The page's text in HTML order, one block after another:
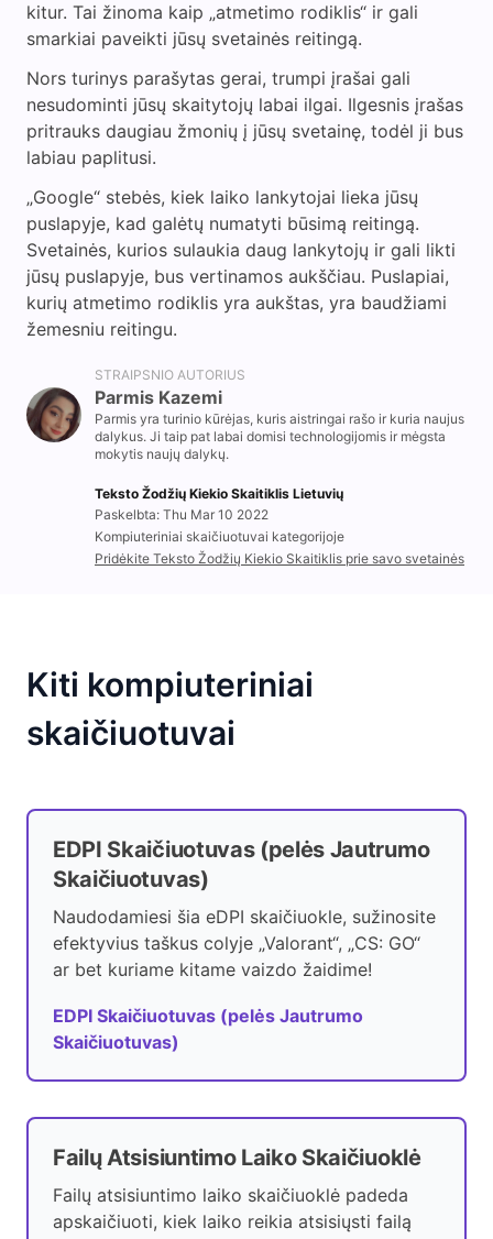
kitur. Tai žinoma kaip „atmetimo rodiklis“ ir gali
smarkiai paveikti jūsų svetainės reitingą.
Nors turinys parašytas gerai, trumpi įrašai gali
nesudominti jūsų skaitytojų labai ilgai. Ilgesnis įrašas
pritrauks daugiau žmonių į jūsų svetainę, todėl ji bus
labiau paplitusi.
„Google“ stebės, kiek laiko lankytojai lieka jūsų
puslapyje, kad galėtų numatyti būsimą reitingą.
Svetainės, kurios sulaukia daug lankytojų ir gali likti
jūsų puslapyje, bus vertinamos aukščiau. Puslapiai,
kurių atmetimo rodiklis yra aukštas, yra baudžiami
žemesniu reitingu.
STRAIPSNIO AUTORIUS
Parmis Kazemi
Parmis yra turinio kūrėjas, kuris aistringai rašo ir kuria naujus
dalykus. Ji taip pat labai domisi technologijomis ir mėgsta
mokytis naujų dalykų.
Teksto Žodžių Kiekio Skaitiklis Lietuvių
Paskelbta: Thu Mar 10 2022
Kompiuteriniai skaičiuotuvai kategorijoje
Pridėkite Teksto Žodžių Kiekio Skaitiklis prie savo svetainės
Kiti kompiuteriniai
skaičiuotuvai
EDPI Skaičiuotuvas (pelės Jautrumo
Skaičiuotuvas)
Naudodamiesi šia eDPI skaičiuokle, sužinosite
efektyvius taškus colyje „Valorant“, „CS: GO“
ar bet kuriame kitame vaizdo žaidime!
EDPI Skaičiuotuvas (pelės Jautrumo
Skaičiuotuvas)
Failų Atsisiuntimo Laiko Skaičiuoklė
Failų atsisiuntimo laiko skaičiuoklė padeda
apskaičiuoti, kiek laiko reikia atsisiųsti failą